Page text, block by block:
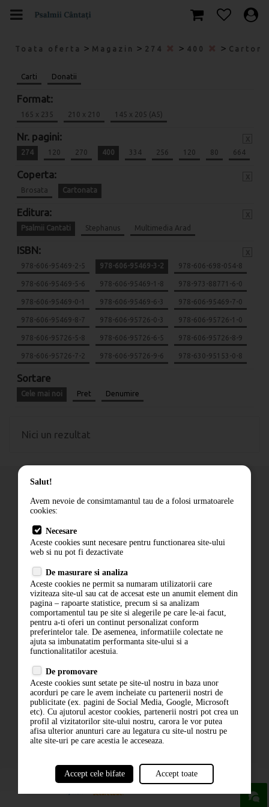
Toata oferta > Magazin > 274 > 400 >
Carti Donatii
Format:
165 x 235 210 x 210 145 x 205 (A5)
Nr. pagini:
274 120 270 400 334 256 120 80 664
Coperta:
Brosata Cartonata
Editura:
Psalmii Cantati Stephanus Multimedia Arad
ISBN:
978-606-95469-2-5 978-606-95469-3-2 978-606-698-054-8
978-606-95469-5-6 978-606-95469-1-8 978-973-88771-6-0
978-606-95469-0-1 978-606-95469-6-3 978-606-95469-7-0
978-606-95469-8-7 978-606-95726-0-3 978-606-95726-1-0
978-606-95726-5-8 978-606-95726-6-5 978-606-95726-8-9
978-606-95726-7-2 978-606-95726-9-6 978-630-95153-0-8
Sortare
Cele mai noi Pret Denumire
Nici un rezultat
Cum comand
Livrare
Contact
Politica de confidentialitate
ANPC
ABONARE LA NEWSLETTER
ABONARE
Salut!
Avem nevoie de consimtamantul tau de a folosi urmatoarele
cookies:
Necesare
Aceste cookies sunt necesare pentru functionarea site-ului
web si nu pot fi dezactivate
De masurare si analiza
Aceste cookies ne permit sa numaram utilizatorii care
viziteaza site-ul sau cat de accesat este un anumit element din
pagina – rapoarte statistice, precum si sa analizam
comportamentul tau pe site si alegerile pe care le-ai facut,
pentru a-ti oferi un continut personalizat conform
preferintelor tale. De asemenea, informatiile colectate ne
ajuta sa imbunatatim performanta site-ului si a
functionalitatilor acestuia.
De promovare
Aceste cookies sunt setate pe site-ul nostru in baza unor
acorduri pe care le avem incheiate cu partenerii nostri de
publicitate (ex. pagini de Social Media, Google, Microsoft
etc). Cu ajutorul acestor cookies, partenerii nostri pot crea un
profil al vizitatorilor site-ului nostru, carora le vor putea
afisa ulterior anunturi care au legatura cu site-ul nostru pe
alte site-uri pe care acestia le acceseaza.
Accept cele bifate Accept toate